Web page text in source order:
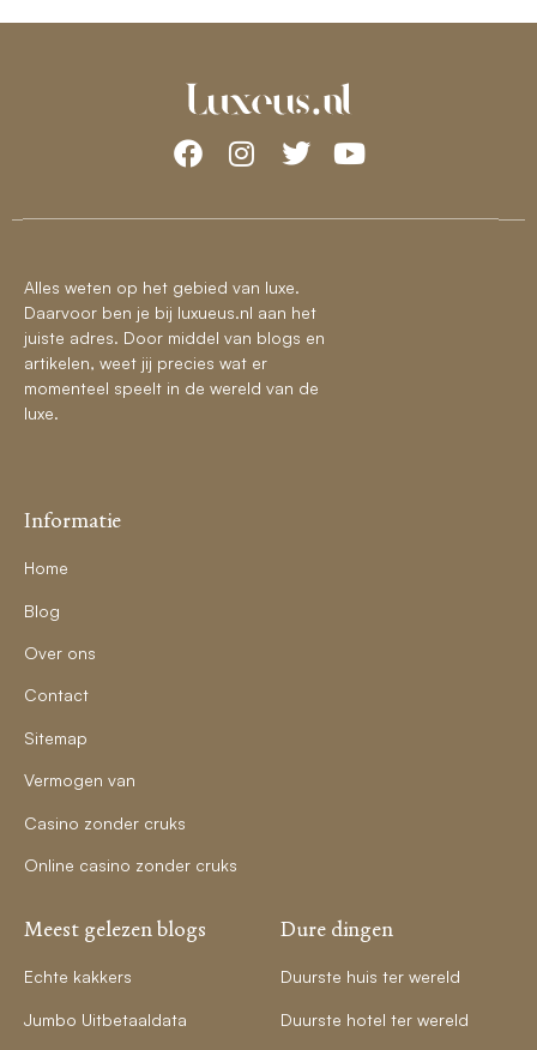
Alles weten op het gebied van luxe.
Daarvoor ben je bij luxueus.nl aan het
juiste adres. Door middel van blogs en
artikelen, weet jij precies wat er
momenteel speelt in de wereld van de
luxe.
Informatie
Home
Blog
Over ons
Contact
Sitemap
Vermogen van
Casino zonder cruks
Online casino zonder cruks
Meest gelezen blogs
Echte kakkers
Jumbo Uitbetaaldata
Dure dingen
Duurste huis ter wereld
Duurste hotel ter wereld